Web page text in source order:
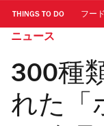
THINGS TO DO フー
ニュース
300種
れた「